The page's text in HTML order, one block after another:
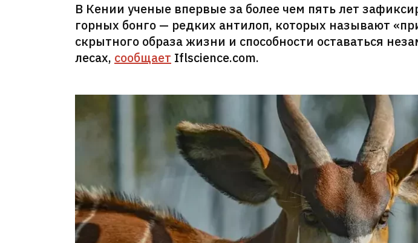
В Кении ученые впервые за более чем пять лет
горных бонго — редких антилоп, которых называют
скрытного образа жизни и способности оставаться
лесах, сообщает Iflscience.com.